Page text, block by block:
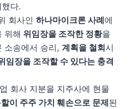
다.
회사인 하나마이크론 사례에
위해 위임장을 조작한 정황을
소송에서 승리, 계획을 철회시
임장을 조작할 수 있다는 충격
회사 지분을 지주사에 현물
이 주주 가치 훼손으로 문제된